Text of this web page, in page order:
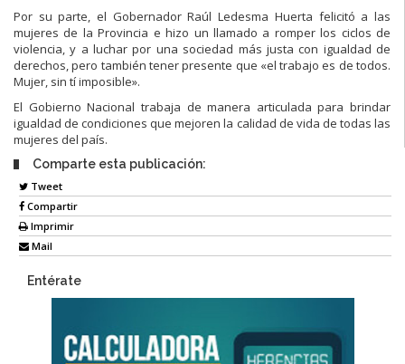
Por su parte, el Gobernador Raúl Ledesma Huerta felicitó a las
mujeres de la Provincia e hizo un llamado a romper los ciclos de
violencia, y a luchar por una sociedad más justa con igualdad de
derechos, pero también tener presente que «el trabajo es de todos.
Mujer, sin tí imposible».
El Gobierno Nacional trabaja de manera articulada para brindar
igualdad de condiciones que mejoren la calidad de vida de todas las
mujeres del país.
Comparte esta publicación:
Tweet
Compartir
Imprimir
Mail
Entérate